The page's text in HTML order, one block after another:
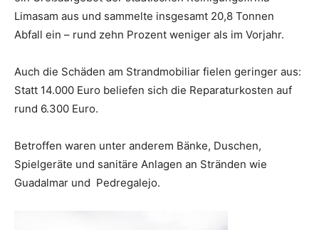
Limasam aus und sammelte insgesamt 20,8 Tonnen
Abfall ein – rund zehn Prozent weniger als im Vorjahr.
Auch die Schäden am Strandmobiliar fielen geringer aus:
Statt 14.000 Euro beliefen sich die Reparaturkosten auf
rund 6.300 Euro.
Betroffen waren unter anderem Bänke, Duschen,
Spielgeräte und sanitäre Anlagen an Stränden wie
Guadalmar und Pedregalejo.